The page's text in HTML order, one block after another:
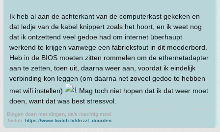
Ik heb al aan de achterkant van de computerkast gekeken en
dat ledje van de kabel knippert zoals het hoort, en ik weet nog
dat ik ontzettend veel gedoe had om internet überhaupt
werkend te krijgen vanwege een fabrieksfout in dit moederbord.
Heb in de BIOS moeten zitten rommelen om de ethernetadapter
aan te zetten, toen uit, daarna weer aan, voordat ik eindelijk
verbinding kon leggen (om daarna net zoveel gedoe te hebben
met wifi instellen)
Mag toch niet hopen dat ik dat weer moet
doen, want dat was best stressvol.
Dingen doen met dingen, da's machtig mooi
Twitch: https://www.twitch.tv/drizzt_dourden